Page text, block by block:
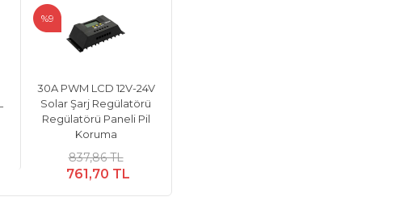
30A PWM LCD 12V-24V
Solar Şarj Regülatörü
Regülatörü Paneli Pil
Koruma
837,86 TL
761,70 TL
%9